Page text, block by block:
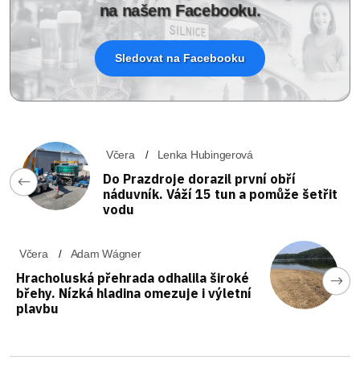
na našem Facebooku.
Sledovat na Facebooku
Včera Lenka Hubingerová
Do Prazdroje dorazil první obří
náduvník. Váží 15 tun a pomůže šetřit
vodu
Včera Adam Wágner
Hracholuská přehrada odhalila široké
břehy. Nízká hladina omezuje i výletní
plavbu